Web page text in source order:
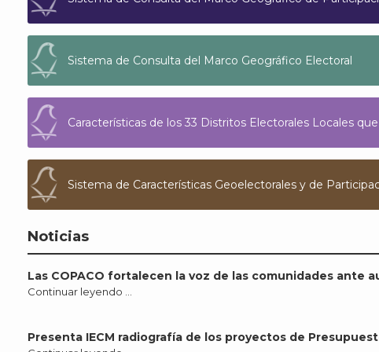
Sistema de Consulta del Marco Geográfico Electoral
Características de los 33 Distritos Electorales Locales
Sistema de Características Geoelectorales y de
Noticias
Las COPACO fortalecen la voz de las comunidades ante
Continuar leyendo …
Presenta IECM radiografía de los proyectos de